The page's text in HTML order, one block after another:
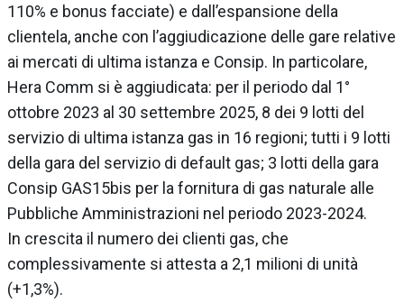
110% e bonus facciate) e dall’espansione della
clientela, anche con l’aggiudicazione delle gare relative
ai mercati di ultima istanza e Consip. In particolare,
Hera Comm si è aggiudicata: per il periodo dal 1°
ottobre 2023 al 30 settembre 2025, 8 dei 9 lotti del
servizio di ultima istanza gas in 16 regioni; tutti i 9 lotti
della gara del servizio di default gas; 3 lotti della gara
Consip GAS15bis per la fornitura di gas naturale alle
Pubbliche Amministrazioni nel periodo 2023-2024.
In crescita il numero dei clienti gas, che
complessivamente si attesta a 2,1 milioni di unità
(+1,3%).